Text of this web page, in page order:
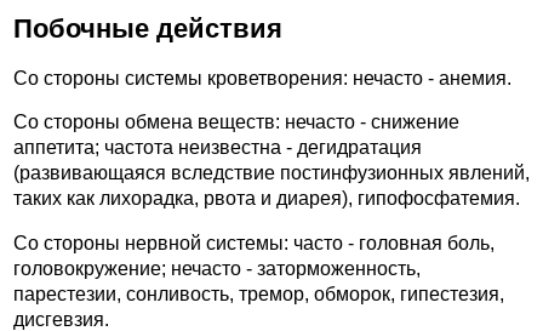
Побочные действия
Со стороны системы кроветворения: нечасто - анемия.
Со стороны обмена веществ: нечасто - снижение
аппетита; частота неизвестна - дегидратация
(развивающаяся вследствие постинфузионных явлений,
таких как лихорадка, рвота и диарея), гипофосфатемия.
Со стороны нервной системы: часто - головная боль,
головокружение; нечасто - заторможенность,
парестезии, сонливость, тремор, обморок, гипестезия,
дисгевзия.